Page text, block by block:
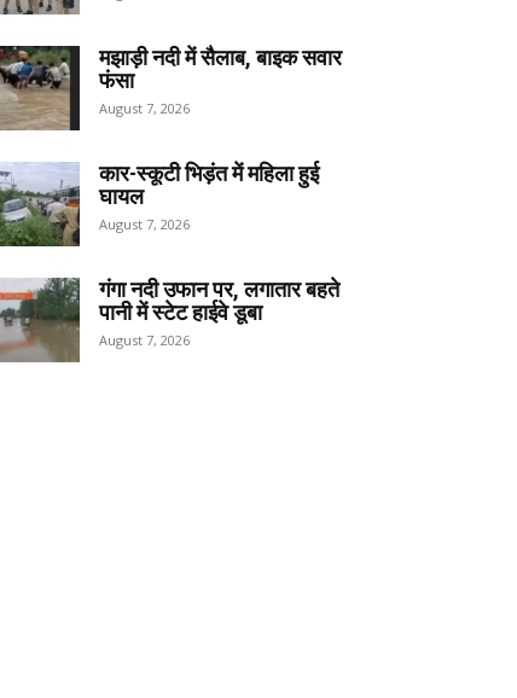
मझाड़ी नदी में सैलाब, बाइक सवार
फंसा
August 7, 2026
कार-स्कूटी भिड़ंत में महिला हुई
घायल
August 7, 2026
गंगा नदी उफान पर, लगातार बहते
पानी में स्टेट हाईवे डूबा
August 7, 2026